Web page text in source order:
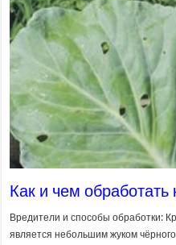
Как и чем обработать
Вредители и способы обработки:
является небольшим жуком